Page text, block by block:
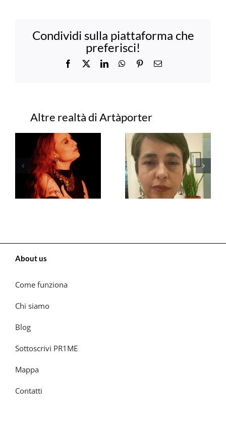
Condividi sulla piattaforma che
preferisci!
Facebook LinkedInWhatsApp
PinterestEmail
Progetti correlati
About us
Come funziona
Chi siamo
Blog
Sottoscrivi PR1ME
Mappa
Contatti